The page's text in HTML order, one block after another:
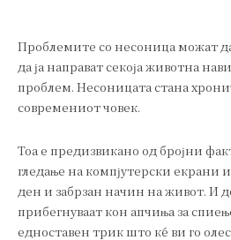
Проблемите со несоница можат
да ја направат секоја животна
проблем. Несоницата стана
современиот човек.
Тоа е предизвикано од бројни
гледање на компјутерски екрани
ден и забрзан начин на живот. И
прибегнуваат кон апчиња за
едноставен трик што ќе ви го